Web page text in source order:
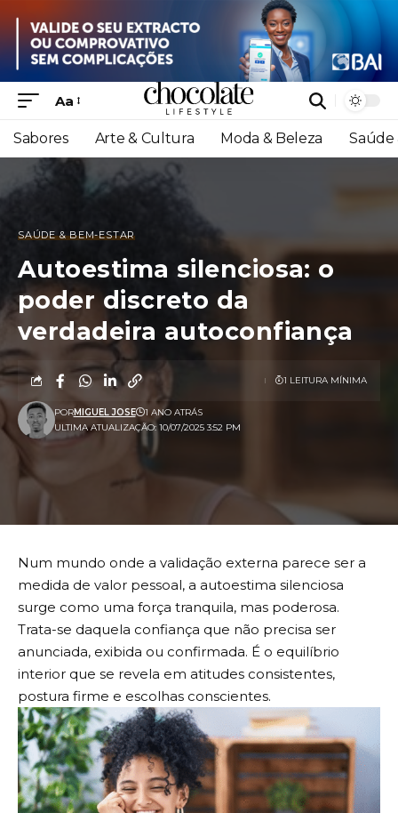
Aa
Sabores Arte & Cultura Moda & Beleza Saúde
SAÚDE & BEM-ESTAR
Autoestima silenciosa: o
poder discreto da
verdadeira autoconfiança
ULTIMA ATUALIZAÇÃO: 10/07/2025 3:52 PM
PORMIGUEL JOSE 1 ANO ATRÁS
1 LEITURA MÍNIMA
Num mundo onde a validação externa parece ser a
medida de valor pessoal, a autoestima silenciosa
surge como uma força tranquila, mas poderosa.
Trata-se daquela confiança que não precisa ser
anunciada, exibida ou confirmada. É o equilíbrio
interior que se revela em atitudes consistentes,
postura firme e escolhas conscientes.